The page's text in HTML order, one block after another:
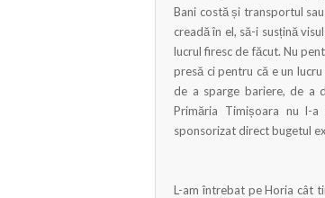
Bani costă și transportul
creadă în el, să-i susțină
lucrul firesc de făcut. Nu
presă ci pentru că e un
de a sparge bariere, de a
Primăria Timișoara nu l-
sponsorizat direct bugetul
L-am întrebat pe Horia cât